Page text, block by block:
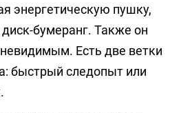
энергетическую пушку,
бумеранг. Также он
Есть две ветки
быстрый следопыт или